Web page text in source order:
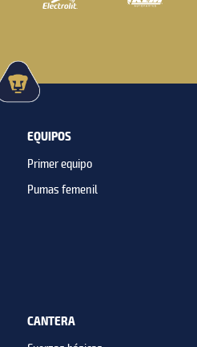
EQUIPOS
Primer equipo
Pumas femenil
CANTERA